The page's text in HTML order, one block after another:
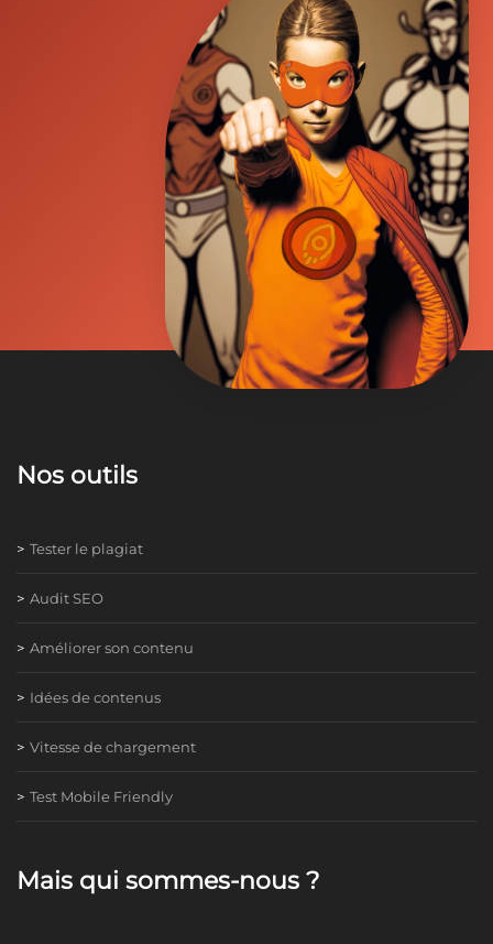
Nos outils
Tester le plagiat
Audit SEO
Améliorer son contenu
Idées de contenus
Vitesse de chargement
Test Mobile Friendly
Mais qui sommes-nous ?